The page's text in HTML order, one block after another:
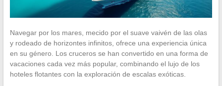
Navegar por los mares, mecido por el suave vaivén de las olas
y rodeado de horizontes infinitos, ofrece una experiencia única
en su género. Los cruceros se han convertido en una forma de
vacaciones cada vez más popular, combinando el lujo de los
hoteles flotantes con la exploración de escalas exóticas.